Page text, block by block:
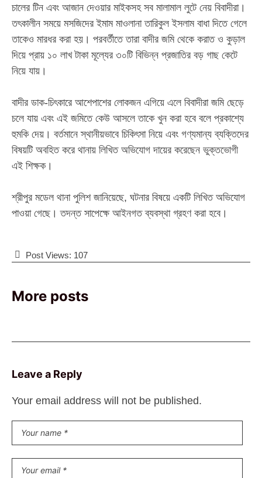
চালের টিন এবং আজান দেওয়ার মাইকসহ সব মালামাল লুটে নেয় বিবাদীরা।
তৎকালীন সময়ে মসজিদের ইমাম মাওলানা তারিকুল ইসলাম বাধা দিতে গেলে
তাকেও মারধর করা হয়। পরবর্তীতে তারা বাদীর জমি থেকে করাত ও কুড়াল
দিয়ে প্রায় ১০ লাখ টাকা মূল্যের ৩০টি বিভিন্ন প্রজাতির বড় গাছ কেটে
নিয়ে যায়।
‎​বাদীর ডাক-চিৎকারে আশেপাশের লোকজন এগিয়ে এলে বিবাদীরা জমি ছেড়ে
চলে যায় এবং এই জমিতে কেউ আসলে তাকে খুন করা হবে বলে প্রকাশ্যে
হুমকি দেয়। বর্তমানে স্থানীয়ভাবে চিকিৎসা নিয়ে এবং গণ্যমান্য ব্যক্তিদের
বিষয়টি অবহিত করে থানায় লিখিত অভিযোগ দায়ের করেছেন ভুক্তভোগী
এই শিক্ষক।
‎​শ্রীপুর মডেল থানা পুলিশ জানিয়েছে, ঘটনার বিষয়ে একটি লিখিত অভিযোগ
পাওয়া গেছে। তদন্ত সাপেক্ষে আইনগত ব্যবস্থা গ্রহণ করা হবে।
Post Views: 107
More posts
Leave a Reply
Your email address will not be published.